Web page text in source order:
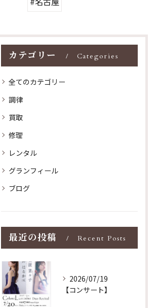
カテゴリー Categories
全てのカテゴリー
調律
買取
修理
レンタル
グランフィール
ブログ
最近の投稿 Recent Posts
2026/07/19
【コンサート】